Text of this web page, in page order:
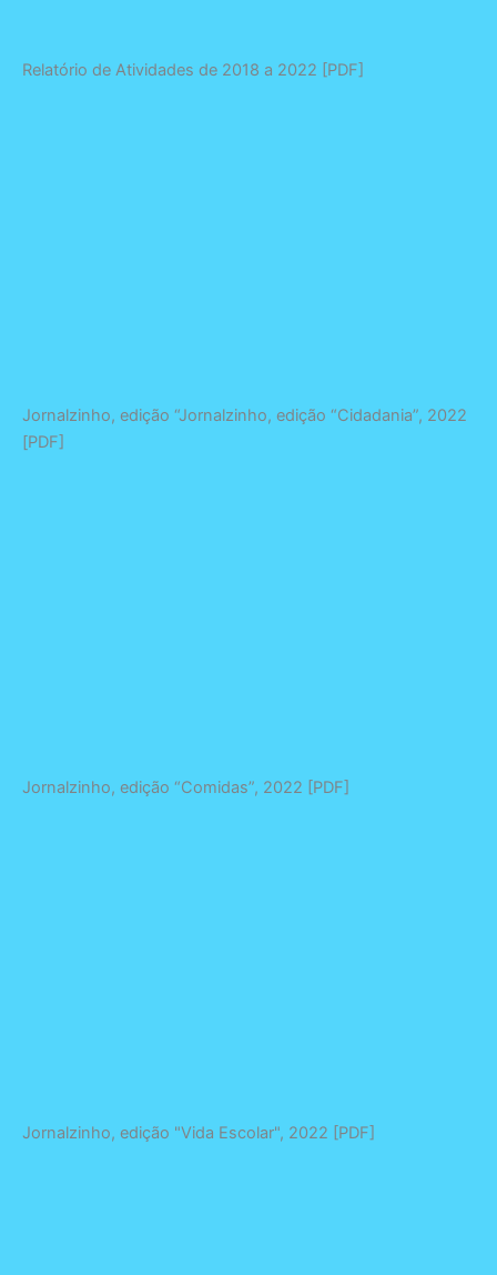
Relatório de Atividades de 2018 a 2022 [PDF]
Jornalzinho, edição “Jornalzinho, edição “Cidadania”, 2022
[PDF]
Jornalzinho, edição “Comidas”, 2022 [PDF]
Jornalzinho, edição "Vida Escolar", 2022 [PDF]